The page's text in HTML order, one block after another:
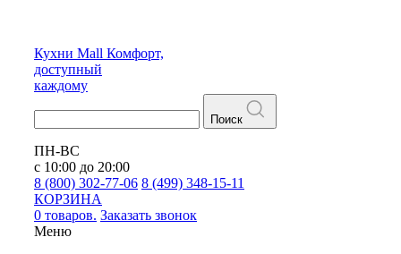
Кухни Mall Комфорт,
доступный
каждому
Поиск
ПН-ВС
с 10:00 до 20:00
8 (800) 302-77-06 8 (499) 348-15-11
КОРЗИНА
0 товаров. Заказать звонок
Меню